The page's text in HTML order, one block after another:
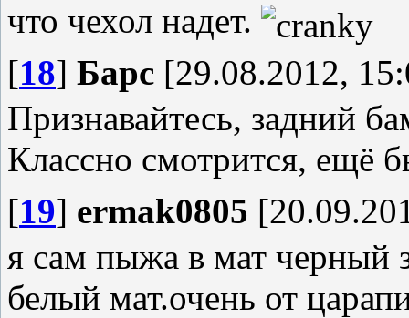
что чехол надет.
[18] Барс [29.08.2012,
Признавайтесь, задний
Классно смотрится, ещё
[19] ermak0805
я сам пыжа в мат черный
белый мат.очень от